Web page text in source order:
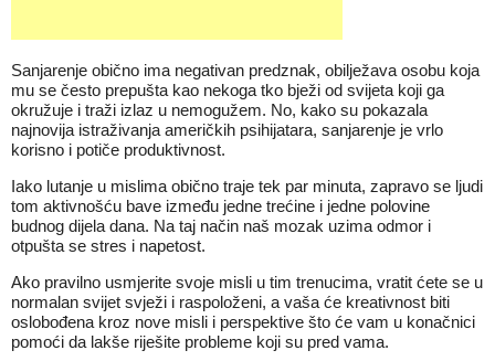
Sanjarenje obično ima negativan predznak, obilježava osobu koja
mu se često prepušta kao nekoga tko bježi od svijeta koji ga
okružuje i traži izlaz u nemogužem. No, kako su pokazala
najnovija istraživanja američkih psihijatara, sanjarenje je vrlo
korisno i potiče produktivnost.
Iako lutanje u mislima obično traje tek par minuta, zapravo se ljudi
tom aktivnošću bave između jedne trećine i jedne polovine
budnog dijela dana. Na taj način naš mozak uzima odmor i
otpušta se stres i napetost.
Ako pravilno usmjerite svoje misli u tim trenucima, vratit ćete se u
normalan svijet svježi i raspoloženi, a vaša će kreativnost biti
oslobođena kroz nove misli i perspektive što će vam u konačnici
pomoći da lakše riješite probleme koji su pred vama.